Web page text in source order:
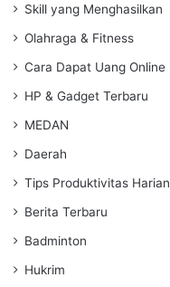
Skill yang Menghasilkan
Olahraga & Fitness
Cara Dapat Uang Online
HP & Gadget Terbaru
MEDAN
Daerah
Tips Produktivitas Harian
Berita Terbaru
Badminton
Hukrim